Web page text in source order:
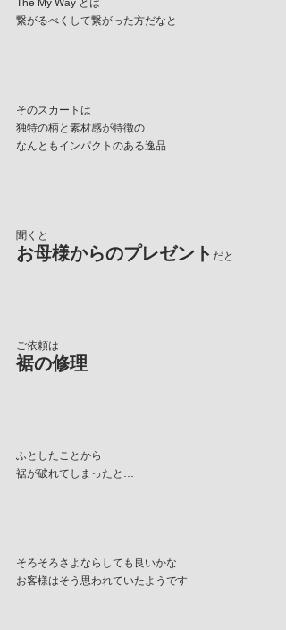
The My Way とは
繋がるべくして繋がった方だなと
そのスカートは
独特の柄と素材感が特徴の
なんともインパクトのある逸品
聞くと
お母様からのプレゼント だと
ご依頼は
裾の修理
ふとしたことから
裾が破れてしまったと…
そろそろさよならしても良いかな
お客様はそう思われていたようです